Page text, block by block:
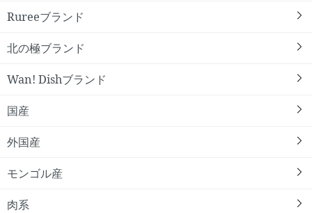
Rureeブランド
北の極ブランド
Wan! Dishブランド
国産
外国産
モンゴル産
肉系